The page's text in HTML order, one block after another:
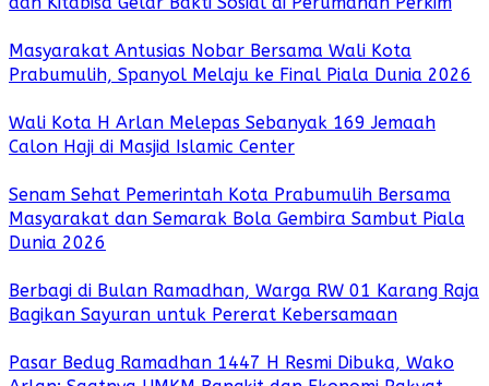
Masyarakat Antusias Nobar Bersama Wali Kota
Prabumulih, Spanyol Melaju ke Final Piala Dunia 2026
Wali Kota H Arlan Melepas Sebanyak 169 Jemaah
Calon Haji di Masjid Islamic Center
Senam Sehat Pemerintah Kota Prabumulih Bersama
Masyarakat dan Semarak Bola Gembira Sambut Piala
Dunia 2026
Berbagi di Bulan Ramadhan, Warga RW 01 Karang Raja
Bagikan Sayuran untuk Pererat Kebersamaan
Pasar Bedug Ramadhan 1447 H Resmi Dibuka, Wako